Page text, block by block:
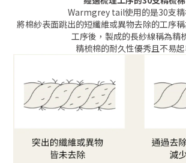
Warmgrey tail使用的是30支
將棉紗表面跳出的短纖維或異物去除的工序
工序後，製成的長紗線稱為精
精梳棉的耐久性優秀且不易